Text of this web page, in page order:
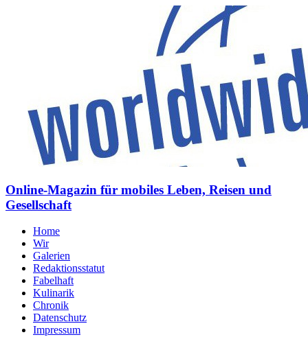
Online-Magazin für mobiles Leben, Reisen und
Gesellschaft
Home
Wir
Galerien
Redaktionsstatut
Fabelhaft
Kulinarik
Chronik
Datenschutz
Impressum